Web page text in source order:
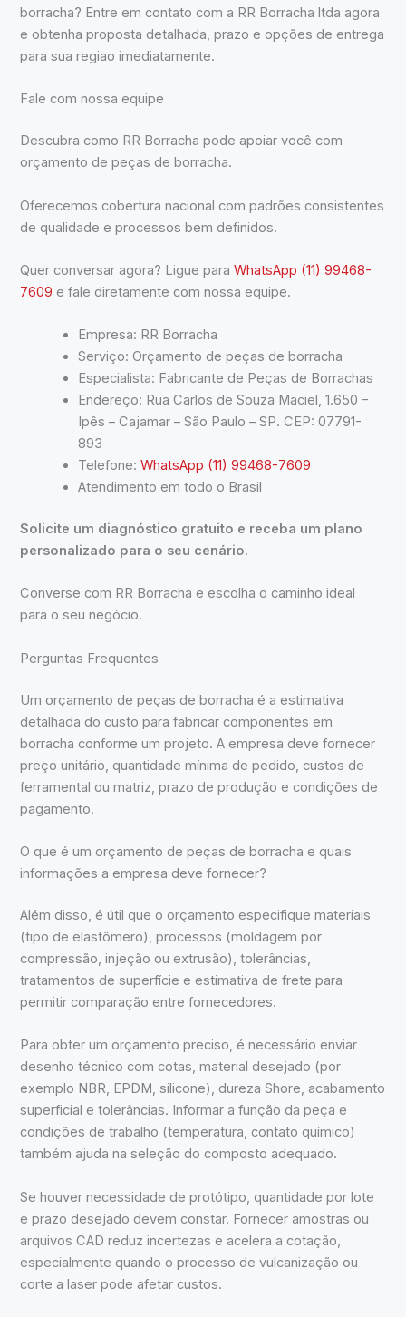
borracha? Entre em contato com a RR Borracha ltda agora
e obtenha proposta detalhada, prazo e opções de entrega
para sua regiao imediatamente.
Fale com nossa equipe
Descubra como RR Borracha pode apoiar você com
orçamento de peças de borracha.
Oferecemos cobertura nacional com padrões consistentes
de qualidade e processos bem definidos.
Quer conversar agora? Ligue paraWhatsApp (11) 99468-
7609 e fale diretamente com nossa equipe.
Empresa: RR Borracha
Serviço: Orçamento de peças de borracha
Especialista: Fabricante de Peças de Borrachas
Endereço: Rua Carlos de Souza Maciel, 1.650 –
Ipês – Cajamar – São Paulo – SP. CEP: 07791-
893
Telefone:WhatsApp (11) 99468-7609
Atendimento em todo o Brasil
Solicite um diagnóstico gratuito e receba um plano
personalizado para o seu cenário.
Converse com RR Borracha e escolha o caminho ideal
para o seu negócio.
Perguntas Frequentes
Um orçamento de peças de borracha é a estimativa
detalhada do custo para fabricar componentes em
borracha conforme um projeto. A empresa deve fornecer
preço unitário, quantidade mínima de pedido, custos de
ferramental ou matriz, prazo de produção e condições de
pagamento.
O que é um orçamento de peças de borracha e quais
informações a empresa deve fornecer?
Além disso, é útil que o orçamento especifique materiais
(tipo de elastômero), processos (moldagem por
compressão, injeção ou extrusão), tolerâncias,
tratamentos de superfície e estimativa de frete para
permitir comparação entre fornecedores.
Para obter um orçamento preciso, é necessário enviar
desenho técnico com cotas, material desejado (por
exemplo NBR, EPDM, silicone), dureza Shore, acabamento
superficial e tolerâncias. Informar a função da peça e
condições de trabalho (temperatura, contato químico)
também ajuda na seleção do composto adequado.
Se houver necessidade de protótipo, quantidade por lote
e prazo desejado devem constar. Fornecer amostras ou
arquivos CAD reduz incertezas e acelera a cotação,
especialmente quando o processo de vulcanização ou
corte a laser pode afetar custos.